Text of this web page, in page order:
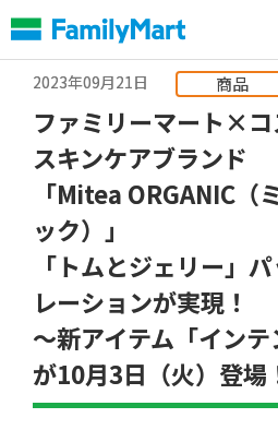
文
へ
2023年09月21日
商品
ファミリーマート×
スキンケアブランド
「Mitea ORGANIC（
ック）」
「トムとジェリー」
レーションが実現！
～新アイテム「インテ
が10月3日（火）登場